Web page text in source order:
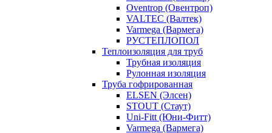
Oventrop (Овентроп)
VALTEC (Валтек)
Varmega (Вармега)
РУСТЕПЛОПОЛ
Теплоизоляция для труб
Трубная изоляция
Рулонная изоляция
Труба гофрированная
ELSEN (Элсен)
STOUT (Стаут)
Uni-Fitt (Юни-Фитт)
Varmega (Вармега)